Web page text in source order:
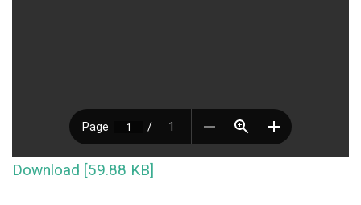
Download [59.88 KB]